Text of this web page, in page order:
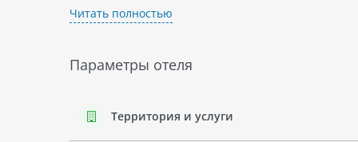
Отель SAXON предлагает своим гостям
кухней, бассейн на крыше здания с видом на море,
Вокруг отеля SAXON расположено множество
В целом, отель SAXON - это отличное место для
Читать полностью
Параметры отеля
Территория и услуги